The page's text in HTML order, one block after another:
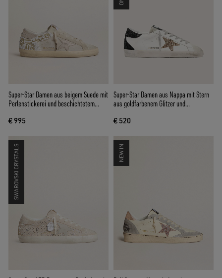
Super-Star Damen aus beigem Suede mit
Perlenstickerei und beschichtetem
€ 995
Super-Star Damen aus Nappa mit Stern
aus goldfarbenem Glitzer und
€ 520
SWAROVSKI CRYSTALS NEW IN